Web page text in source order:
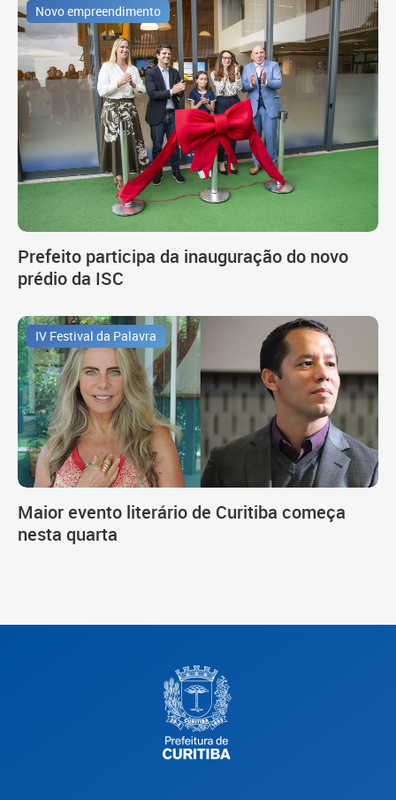
Novo empreendimento
Prefeito participa da inauguração do novo
prédio da ISC
IV Festival da Palavra
Maior evento literário de Curitiba começa
nesta quarta